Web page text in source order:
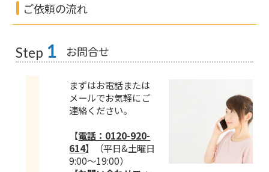
ご依頼の流れ
Step 1 お問合せ
まずはお電話または
メールでお気軽にご
連絡ください。
【電話：0120-920-
614】
（平日&土曜日
9:00～19:00）